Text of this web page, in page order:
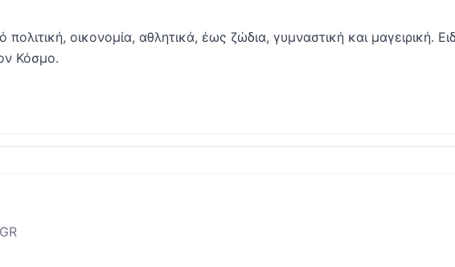
οικονομία, αθλητικά, έως ζώδια, γυμναστική και μαγειρική.
Κόσμο.